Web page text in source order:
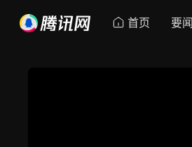
首页 要闻